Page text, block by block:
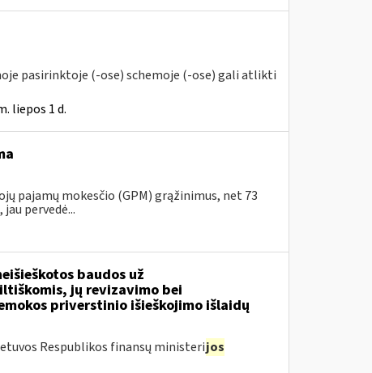
pasirinktoje (-ose) schemoje (-ose) gali atlikti
liepos 1 d.
pajamų mokesčio (GPM) grąžinimus, net 73
pervedė...
baudos už
jų revizavimo bei
priverstinio išieškojimo išlaidų
Respublikos finansų ministerijos